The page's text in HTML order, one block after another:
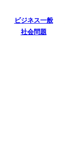
ビジネス一般
社会問題